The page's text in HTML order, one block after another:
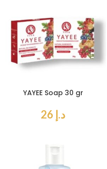
YAYEE Soap 30 gr
د.إ